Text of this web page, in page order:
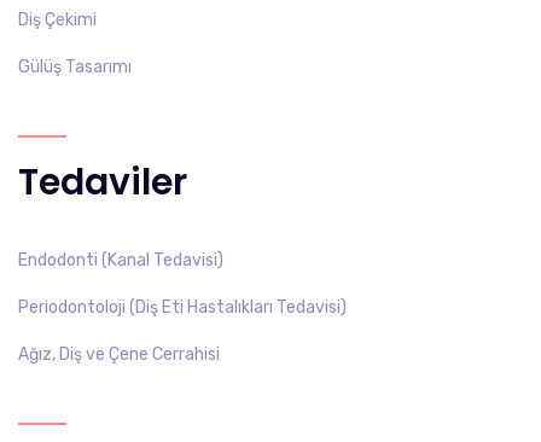
Diş Çekimi
Gülüş Tasarımı
Tedaviler
Endodonti (Kanal Tedavisi)
Periodontoloji (Diş Eti Hastalıkları Tedavisi)
Ağız, Diş ve Çene Cerrahisi